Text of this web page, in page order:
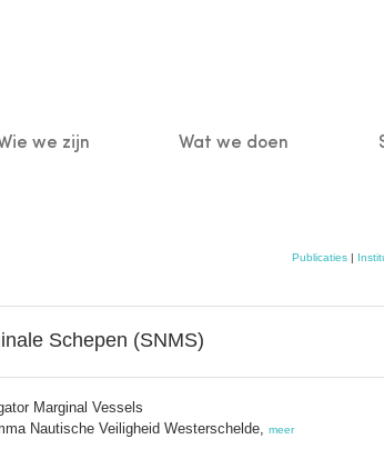
we zijn Wat we doen
Publicaties|
Schepen (SNMS)
Marginal Vessels
Nautische Veiligheid Westerschelde, meer